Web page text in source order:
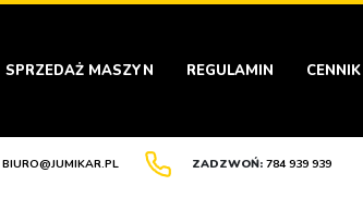
SPRZEDAŻ MASZYN REGULAMIN CENNIK
BIURO@JUMIKAR.PL ZADZWOŃ: 784 939 939